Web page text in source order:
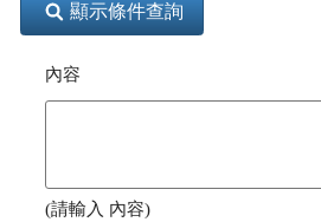
顯示條件查詢
內容
(請輸入 內容)